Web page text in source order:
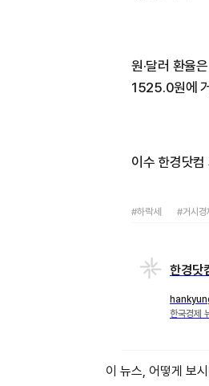
원·달러 환율
1525.0원에
이수 한경닷
#하락세 #거시경
한경닷
한국경제
이 뉴스, 어떻게 보